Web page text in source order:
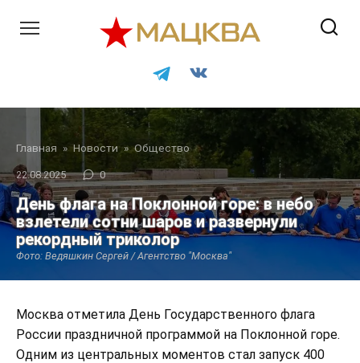
Главная » Новости » Общество
22.08.2025 0
День флага на Поклонной горе: в небо
взлетели сотни шаров и развернули
рекордный триколор
Фото: Ведяшкин Сергей / Агентство "Москва"
Москва отметила День Государственного флага
России праздничной программой на Поклонной горе.
Одним из центральных моментов стал запуск 400